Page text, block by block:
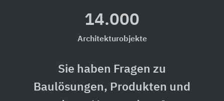
14.000
Architekturobjekte
Sie haben Fragen zu
Baulösungen, Produkten und